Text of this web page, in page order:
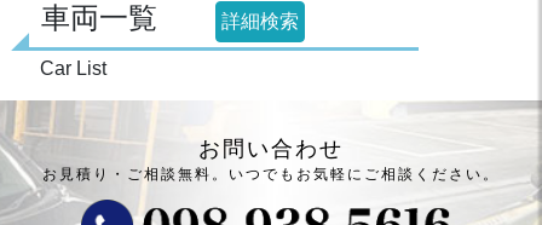
車両一覧 詳細検索
Car List
お問い合わせ
お見積り・ご相談無料。 いつでもお気軽にご相談ください。